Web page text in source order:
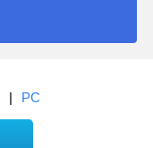
| PC